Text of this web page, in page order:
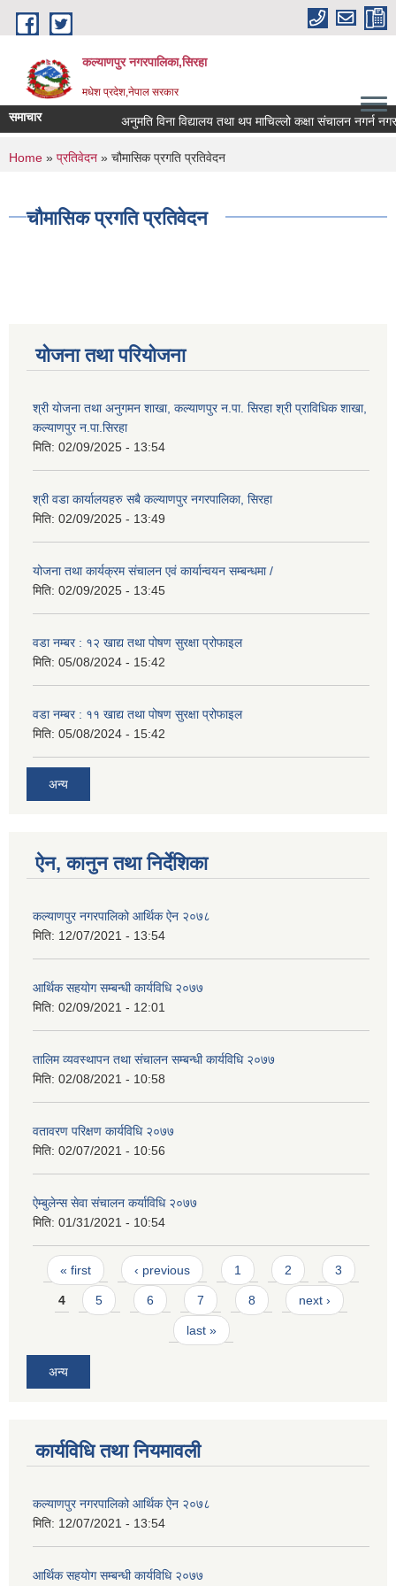
Skip to main content
कल्याणपुर नगरपालिका,सिरहा
मधेश प्रदेश,नेपाल सरकार
समाचार अनुमति विना विद्यालय तथा थप माचिल्लो कक्षा संचालन नगर्न
You are here
Home » प्रतिवेदन » चौमासिक प्रगति प्रतिवेदन
चौमासिक प्रगति प्रतिवेदन
योजना तथा परियोजना
श्री योजना तथा अनुगमन शाखा, कल्याणपुर न.पा. सिरहा श्री प्राविधिक शाखा,
कल्याणपुर न.पा.सिरहा
मिति: 02/09/2025 - 13:54
श्री वडा कार्यालयहरु सबै कल्याणपुर नगरपालिका, सिरहा
मिति: 02/09/2025 - 13:49
योजना तथा कार्यक्रम संचालन एवं कार्यान्वयन सम्बन्धमा /
मिति: 02/09/2025 - 13:45
वडा नम्बर : १२ खाद्य तथा पोषण सुरक्षा प्रोफाइल
मिति: 05/08/2024 - 15:42
वडा नम्बर : ११ खाद्य तथा पोषण सुरक्षा प्रोफाइल
मिति: 05/08/2024 - 15:42
अन्य
ऐन, कानुन तथा निर्देशिका
कल्याणपुर नगरपालिको आर्थिक ऐन २०७८
मिति: 12/07/2021 - 13:54
आर्थिक सहयोग सम्बन्धी कार्यविधि २०७७
मिति: 02/09/2021 - 12:01
तालिम व्यवस्थापन तथा संचालन सम्बन्धी कार्यविधि २०७७
मिति: 02/08/2021 - 10:58
वतावरण परिक्षण कार्यविधि २०७७
मिति: 02/07/2021 - 10:56
ऐम्बुलेन्स सेवा संचालन कर्याविधि २०७७
मिति: 01/31/2021 - 10:54
Pages
« first ‹ previous 1 2 3
4 5 6 7 8 next ›
last »
अन्य
कार्यविधि तथा नियमावली
कल्याणपुर नगरपालिको आर्थिक ऐन २०७८
मिति: 12/07/2021 - 13:54
आर्थिक सहयोग सम्बन्धी कार्यविधि २०७७